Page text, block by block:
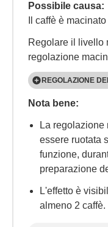
Possibile causa:
Il caffè è
Regolare il livello
regolazione
REGOLAZIONE
Il macinacaffè è
correttamente il
richiedere alcuna
regolazione,
ruotare manopola
Nota bene:
La
essere ruotata
funzione,
preparazione
L'effetto è
almeno 2 caffè.